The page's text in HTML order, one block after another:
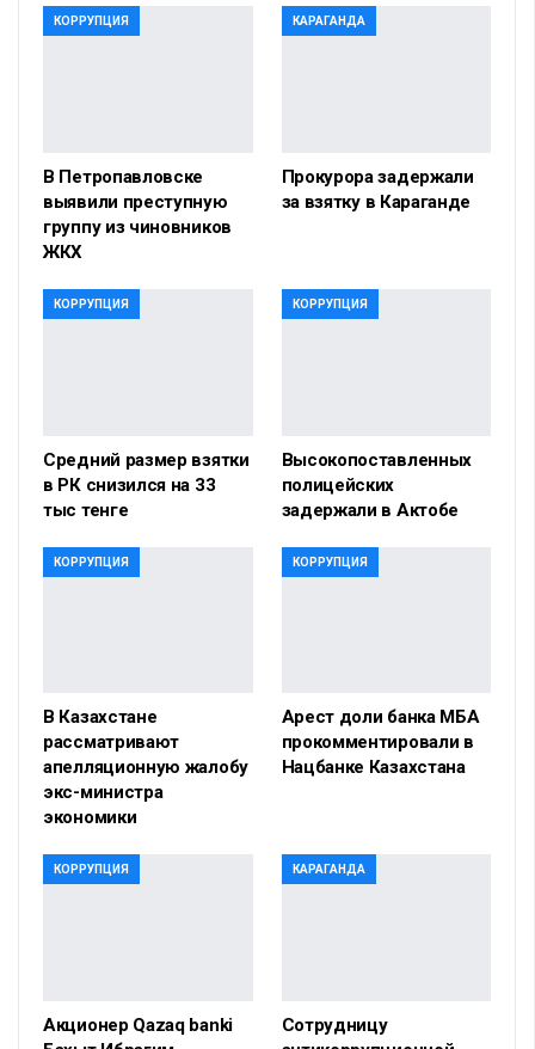
КОРРУПЦИЯ
В Петропавловске
выявили преступную
группу из чиновников
ЖКХ
КАРАГАНДА
Прокурора задержали
за взятку в Караганде
КОРРУПЦИЯ
Cредний размер взятки
в РК снизился на 33
тыс тенге
КОРРУПЦИЯ
Высокопоставленных
полицейских
задержали в Актобе
КОРРУПЦИЯ
В Казахстане
рассматривают
апелляционную жалобу
экс-министра
экономики
КОРРУПЦИЯ
Арест доли банка МБА
прокомментировали в
Нацбанке Казахстана
КОРРУПЦИЯ
Акционер Qazaq banki
КАРАГАНДА
Сотрудницу